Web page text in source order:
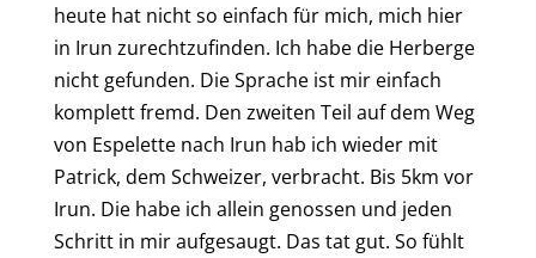
heute hat nicht so einfach für mich, mich hier
in Irun zurechtzufinden. Ich habe die Herberge
nicht gefunden. Die Sprache ist mir einfach
komplett fremd. Den zweiten Teil auf dem Weg
von Espelette nach Irun hab ich wieder mit
Patrick, dem Schweizer, verbracht. Bis 5km vor
Irun. Die habeich allein genossen und jeden
Schritt in mir aufgesaugt. Das tat gut. So fühlt